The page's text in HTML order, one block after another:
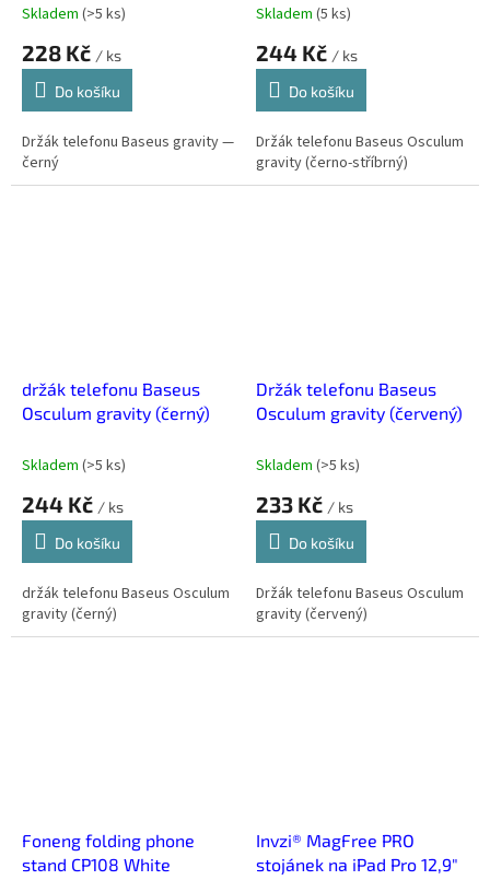
Skladem (>5 ks)
228 Kč / ks
Do košíku
Držák telefonu Baseus gravity —
černý
Skladem (5 ks)
244 Kč / ks
Do košíku
Držák telefonu Baseus Osculum
gravity (černo-stříbrný)
držák telefonu Baseus
Osculum gravity (černý)
Skladem (>5 ks)
244 Kč / ks
Do košíku
držák telefonu Baseus Osculum
gravity (černý)
Držák telefonu Baseus
Osculum gravity (červený)
Skladem (>5 ks)
233 Kč / ks
Do košíku
Držák telefonu Baseus Osculum
gravity (červený)
Foneng folding phone
stand CP108 White
Invzi® MagFree PRO
stojánek na iPad Pro 12,9"